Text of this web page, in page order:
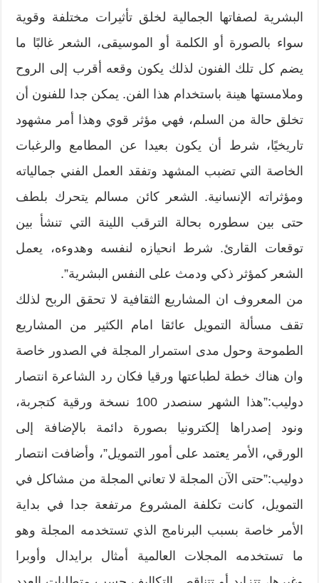
البشرية لصفاتها الجمالية لخلق تأثيرات مختلفة وقوية
سواء بالصورة أو الكلمة أو الموسيقى، الشعر غالبًا ما
يضم كل تلك الفنون لذلك يكون وقعه أقرب إلى الروح
وملامستها هينة باستخدام هذا الفن. يمكن جدا للفنون أن
تخلق حالة من السلم، فهي مؤثر قوي وهذا أمر مشهود
تاريخيًا، شرط أن يكون بعيدا عن المطامع والرغبات
الخاصة التي تضبب المشهد وتفقد العمل الفني جمالياته
ومؤثراته الإنسانية. الشعر كائن مسالم يتحرك بلطف
حتى بين سطوره بحالة الترقب اللينة التي تنشأ بين
توقعات القارئ. شرط انحيازه لنفسه وهدوءه، يعمل
الشعر كمؤثر ذكي ودمث على النفس البشرية”.
من المعروف ان المشاريع الثقافية لا تحقق الربح لذلك
تقف مسألة التمويل عائقا امام الكثير من المشاريع
الطموحة وحول مدى استمرار المجلة في الصدور خاصة
وان هناك خطة لطباعتها ورقيا فكان رد الشاعرة انتصار
دوليب:”هذا الشهر سنصدر 100 نسخة ورقية كتجربة،
ونود إصدراها إلكترونيا بصورة دائمة بالإضافة إلى
الورقي، الأمر يعتمد على أمور التمويل”، وأضافت انتصار
دوليب:”حتى الآن المجلة لا تعاني المجلة من مشاكل في
التمويل، كانت تكلفة المشروع مرتفعة جدا في بداية
الأمر خاصة بسبب البرنامج الذي تستخدمه المجلة وهو
ما تستخدمه المجلات العالمية أمثال برايدال وأوبرا